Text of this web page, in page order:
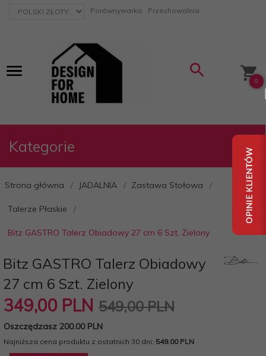
currency_h Porównywarka Przechowalnia
0
Kategorie
Strona główna JADALNIA Zastawa Stołowa
Talerze Płaskie
Bitz GASTRO Talerz Obiadowy 27 cm 6 Szt. Zielony
Bitz GASTRO Talerz Obiadowy
27 cm 6 Szt. Zielony
349,00 PLN 549,00 PLN
Oszczędzasz 200.00 PLN
Najniższa cena produktu z ostatnich 30 dni: 549.00 PLN